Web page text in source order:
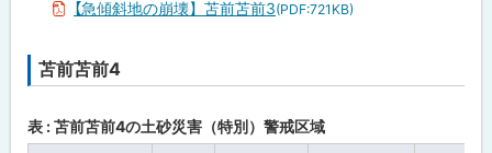
【急傾斜地の崩壊】苫前苫前3(PDF:721KB)
ト
プ
苫前苫前4
表 : 苫前苫前4の土砂災害（特別）警戒区域